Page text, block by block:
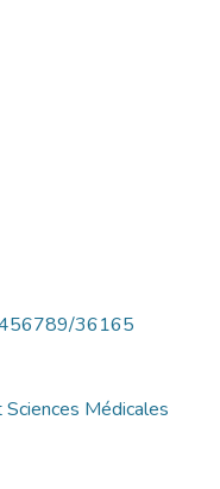
36165
Médicales